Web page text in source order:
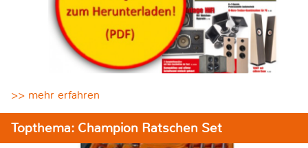
>> mehr erfahren
Topthema: Champion Ratschen Set